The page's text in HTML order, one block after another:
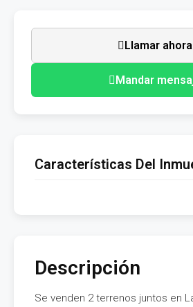
Llamar ahora
Mandar
Características Del
Descripción
Se venden 2 terrenos juntos en